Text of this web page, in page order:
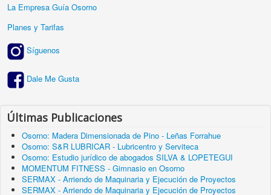
La Empresa Guía Osorno
Planes y Tarifas
Síguenos
Dale Me Gusta
Últimas Publicaciones
Osorno: Madera Dimensionada de Pino - Leñas Forrahue
Osorno: S&R LUBRICAR - Lubricentro y Serviteca
Osorno: Estudio jurídico de abogados SILVA & LOPETEGUI
MOMENTUM FITNESS - Gimnasio en Osorno
SERMAX - Arriendo de Maquinaria y Ejecución de Proyectos
SERMAX - Arriendo de Maquinaria y Ejecución de Proyectos